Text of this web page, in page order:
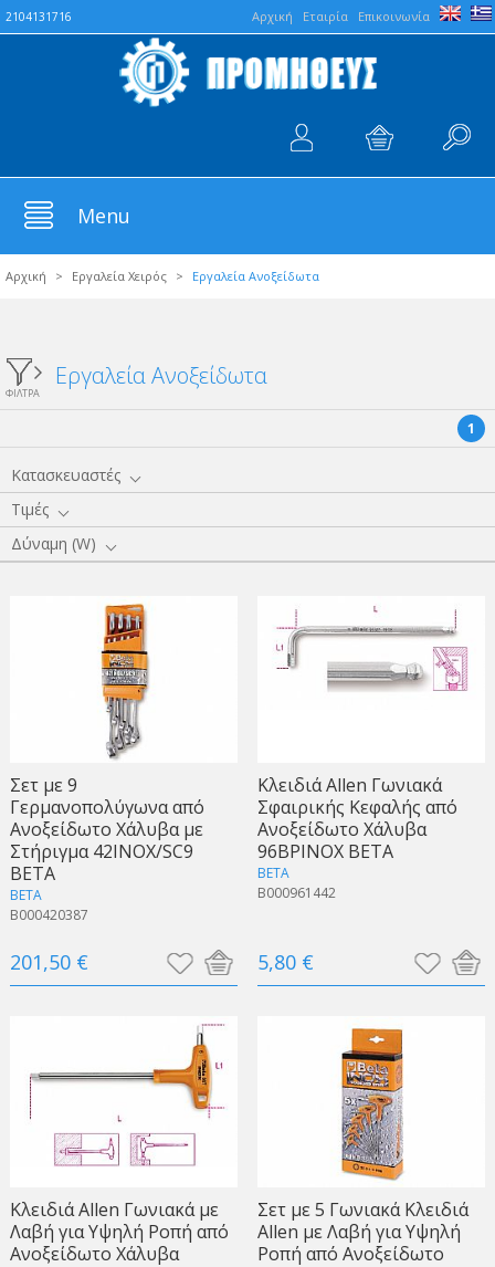
Aρχική Εταιρία Επικοινωνία
2104131716
Menu
Αρχική > Εργαλεία Χειρός > Εργαλεία Ανοξείδωτα
ΦΙΛΤΡΑ
Εργαλεία Ανοξείδωτα
1
Κατασκευαστές
Τιμές
Δύναμη (W)
Σετ με 9
Γερμανοπολύγωνα από
Ανοξείδωτο Χάλυβα με
Στήριγμα 42INOX/SC9
BETA
BETA
B000420387
201,50 €
Κλειδιά Allen Γωνιακά
Σφαιρικής Κεφαλής από
Ανοξείδωτο Χάλυβα
96BPINOX BETA
BETA
B000961442
5,80 €
Κλειδιά Allen Γωνιακά με
Λαβή για Υψηλή Ροπή από
Ανοξείδωτο Χάλυβα
Σετ με 5 Γωνιακά Κλειδιά
Allen με Λαβή για Υψηλή
Ροπή από Ανοξείδωτο